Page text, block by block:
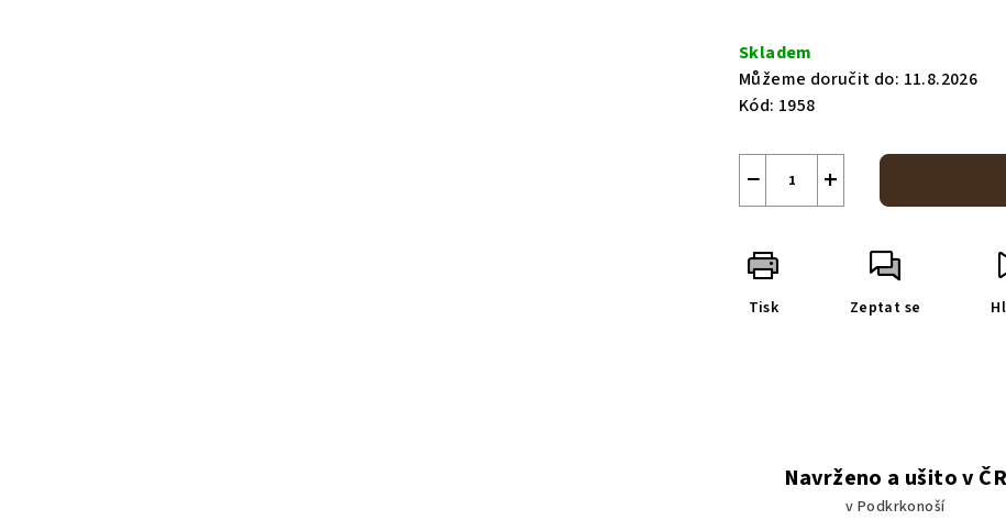
cena:
Skladem
Můžeme doručit do: 11.8.2026
Kód: 1958
+
−
Tisk Zeptat se
Navrženo a ušito v ČR
v Podkrkonoší